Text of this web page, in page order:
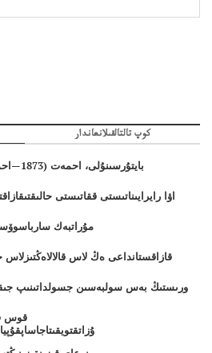
كوپ تالتالقىلانعاندار
بايتۇرسىنۇلى، احمەت (1873—احمەتجج.)(1873—1938جج)
اۋا رايرايىناتىستى ققاتىستى
مۇراتبەك
قازاقستانداعى ەڭ لاس قالالاەڭتىزلاس
ورىستىڭ بەس سولبەسىن جسولداتىنىپ
قوس